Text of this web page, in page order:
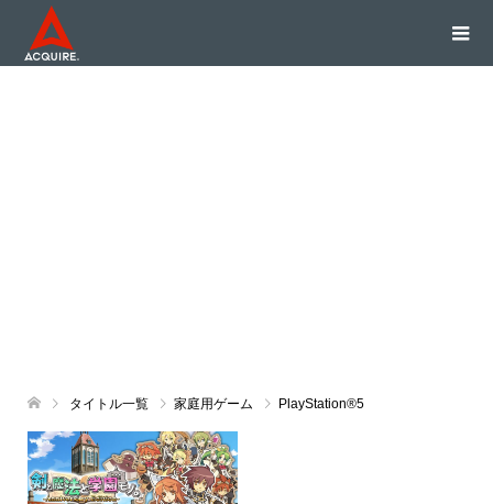
タイトル一覧 家庭用ゲーム PlayStation®5